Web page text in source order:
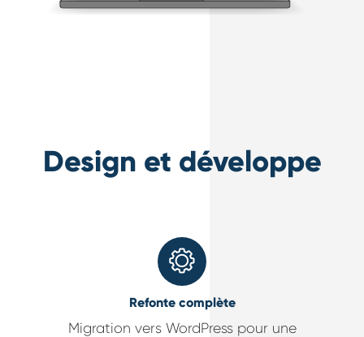
Design et
Refonte complète
Migration vers WordPress pour une